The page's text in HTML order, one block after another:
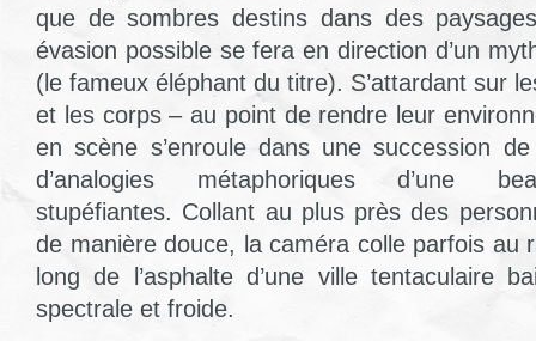
que de sombres destins dans des
évasion possible se fera en direction d’un
(le fameux éléphant du titre). S’attardant sur
et les corps – au point de rendre leur
en scène s’enroule dans une succession
d’analogies métaphoriques d’une
stupéfiantes. Collant au plus près des
de manière douce, la caméra colle parfois au
long de l’asphalte d’une ville tentaculaire
spectrale et froide.